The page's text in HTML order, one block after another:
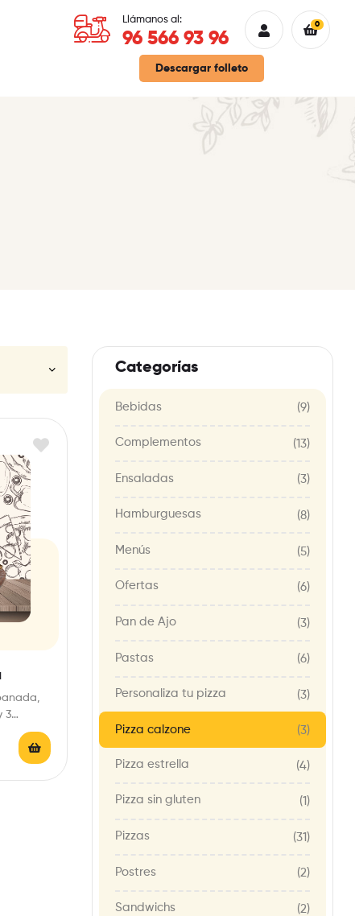
Llámanos al:
96 566 93 96
0
Descargar folleto
3
Categorías
Bebidas (9)
Complementos (13)
Ensaladas (3)
Hamburguesas (8)
Menús (5)
Ofertas (6)
Pan de Ajo (3)
Pastas (6)
Personaliza tu pizza (3)
Pizza calzone (3)
Pizza estrella (4)
Pizza sin gluten (1)
Pizzas (31)
Postres (2)
Sandwichs (2)